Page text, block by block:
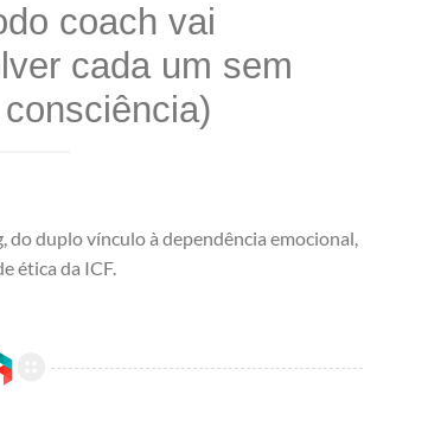
coach vai
cada um sem
do duplo vínculo à dependência emocional,
ética da ICF.